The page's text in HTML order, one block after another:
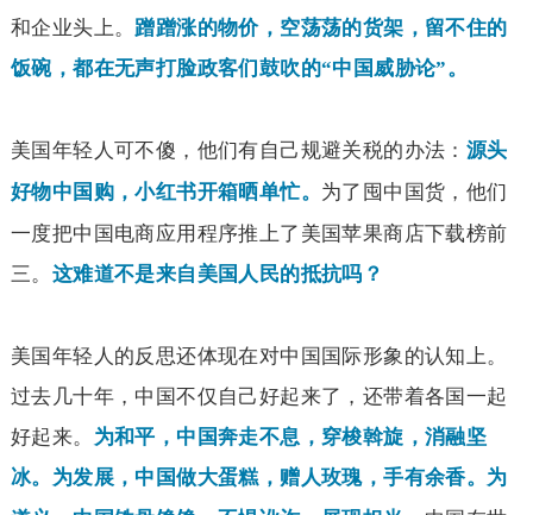
和企业头上。 蹭蹭涨的物价，空荡荡的货架，留不住的
饭碗，都在无声打脸政客们鼓吹的“中国威胁论”。
美国年轻人可不傻，他们有自己规避关税的办法： 源头
好物中国购，小红书开箱晒单忙。 为了囤中国货，他们
一度把中国电商应用程序推上了美国苹果商店下载榜前
三。 这难道不是来自美国人民的抵抗吗？
美国年轻人的反思还体现在对中国国际形象的认知上。
过去几十年，中国不仅自己好起来了，还带着各国一起
好起来。
为和平，中国奔走不息，穿梭斡旋，消融坚
冰。为发展，中国做大蛋糕，赠人玫瑰，手有余香。为